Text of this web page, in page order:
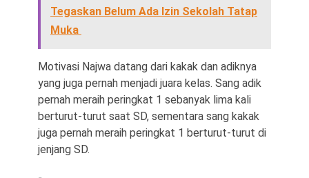
Tegaskan Belum Ada Izin Sekolah Tatap
Muka
Motivasi Najwa datang dari kakak dan adiknya
yang juga pernah menjadi juara kelas. Sang adik
pernah meraih peringkat 1 sebanyak lima kali
berturut-turut saat SD, sementara sang kakak
juga pernah meraih peringkat 1 berturut-turut di
jenjang SD.